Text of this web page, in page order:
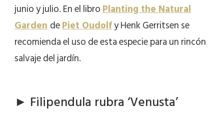
junio y julio. En el libroPlanting the Natural
GardendePiet Oudolfy Henk Gerritsen se
recomienda el uso de esta especie para un rincón
salvaje del jardín.
► Filipendula rubra ‘Venusta’